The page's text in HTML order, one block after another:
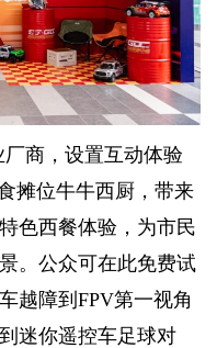
商，设置互动体验
摊位牛牛西厨，带来
色西餐体验，为市民
。公众可在此免费试
越障到FPV第一视角
迷你遥控车足球对